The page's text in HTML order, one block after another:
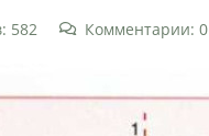
582 Комментарии: 0